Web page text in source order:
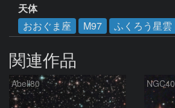
天体
おおぐま座
M97 ふくろう星雲
関連作品
Abell80 NGC40